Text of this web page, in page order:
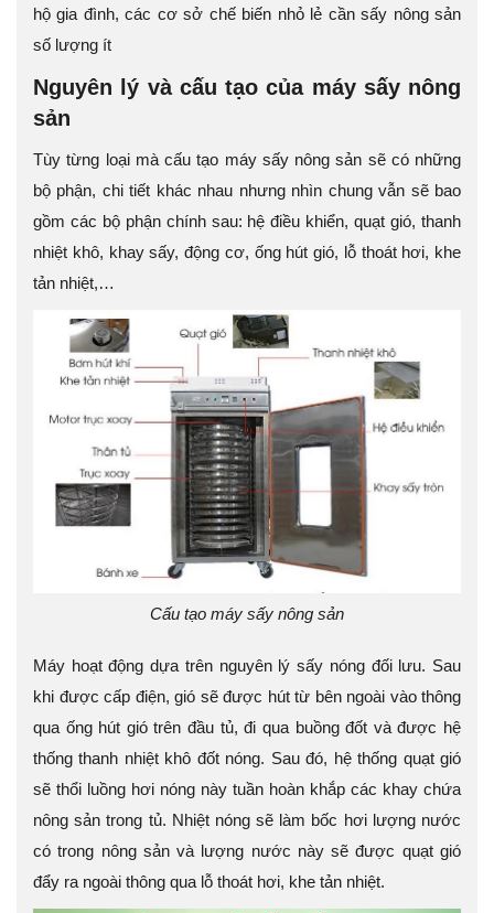
hộ gia đình, các cơ sở chế biến nhỏ lẻ cần sấy nông sản
số lượng ít
Nguyên lý và cấu tạo của máy sấy nông
sản
Tùy từng loại mà cấu tạo máy sấy nông sản sẽ có những
bộ phận, chi tiết khác nhau nhưng nhìn chung vẫn sẽ bao
gồm các bộ phận chính sau: hệ điều khiển, quạt gió, thanh
nhiệt khô, khay sấy, động cơ, ống hút gió, lỗ thoát hơi, khe
tản nhiệt,…
Cấu tạo máy sấy nông sản
Máy hoạt động dựa trên nguyên lý sấy nóng đối lưu. Sau
khi được cấp điện, gió sẽ được hút từ bên ngoài vào thông
qua ống hút gió trên đầu tủ, đi qua buồng đốt và được hệ
thống thanh nhiệt khô đốt nóng. Sau đó, hệ thống quạt gió
sẽ thổi luồng hơi nóng này tuần hoàn khắp các khay chứa
nông sản trong tủ. Nhiệt nóng sẽ làm bốc hơi lượng nước
có trong nông sản và lượng nước này sẽ được quạt gió
đẩy ra ngoài thông qua lỗ thoát hơi, khe tản nhiệt.